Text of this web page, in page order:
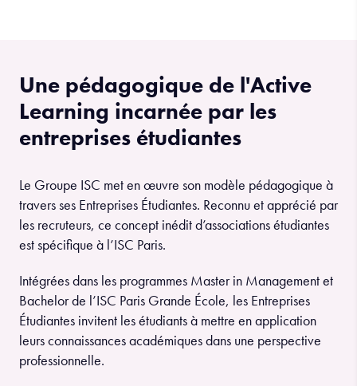
Une pédagogique de l'Active
Learning incarnée par les
entreprises étudiantes
Le Groupe ISC met en œuvre son modèle pédagogique à
travers ses Entreprises Étudiantes. Reconnu et apprécié par
les recruteurs, ce concept inédit d’associations étudiantes
est spécifique à l’ISC Paris.
Intégrées dans les programmes Master in Management et
Bachelor de l’ISC Paris Grande École, les Entreprises
Étudiantes invitent les étudiants à mettre en application
leurs connaissances académiques dans une perspective
professionnelle.